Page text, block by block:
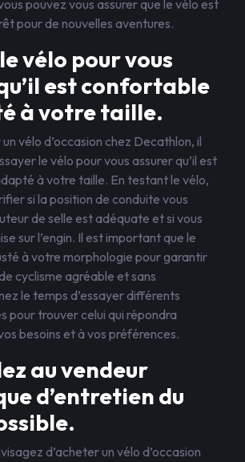
pouvez vous assurer que le vélo est
pour de nouvelles aventures.
vélo pour vous
est confortable
à votre taille.
vélo d’occasion chez Decathlon, il
le vélo pour vous assurer qu’il est
à votre taille. En testant le vélo,
si la position de conduite vous
de selle est adéquate et si vous
sur l’engin. Il est important que le
à votre morphologie pour garantir
cyclisme agréable et sans
le temps d’essayer différents
pour trouver celui qui répondra
besoins et à vos préférences.
au vendeur
d’entretien du
d’acheter un vélo d’occasion